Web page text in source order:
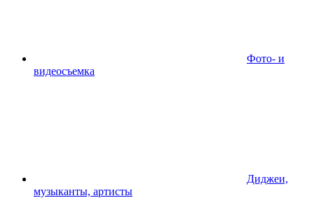
Фото- и
видеосъемка
Диджеи,
музыканты, артисты